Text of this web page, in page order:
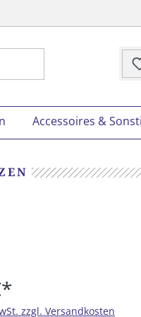
Accessoires &
zzgl. Versandkosten